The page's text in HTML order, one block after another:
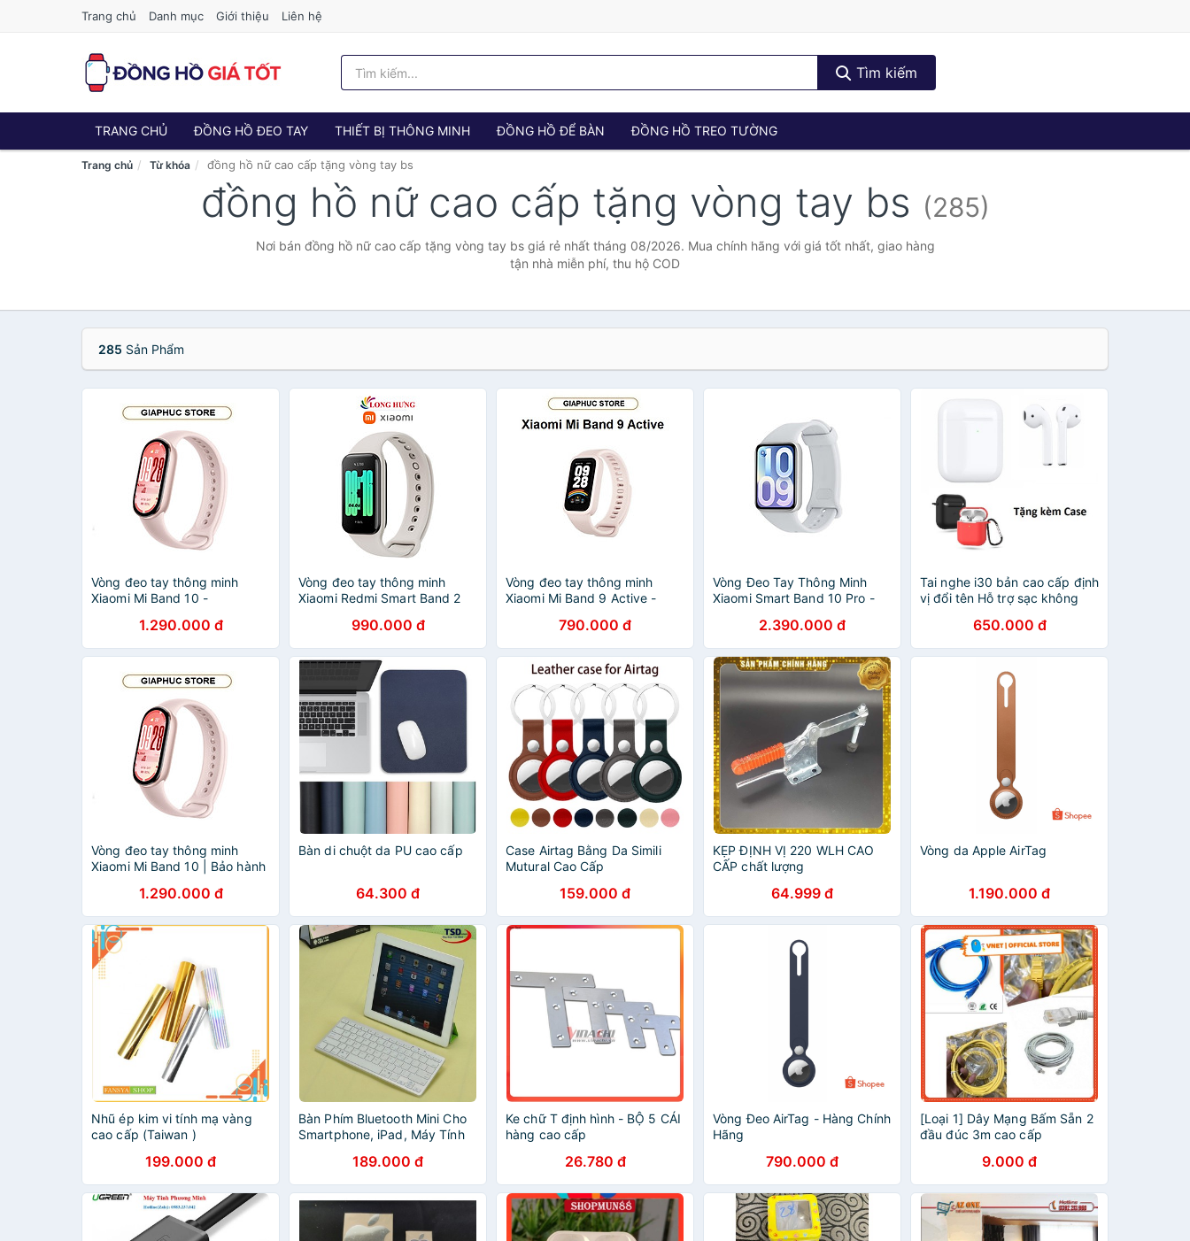
Trang chủ Danh mục Giới thiệu Liên hệ
Tìm kiếm
TRANG CHỦ ĐỒNG HỒ ĐEO TAY THIẾT BỊ THÔNG MINH ĐỒNG HỒ ĐỂ BÀN ĐỒNG HỒ TREO TƯỜNG
Trang chủ Từ khóa đồng hồ nữ cao cấp tặng vòng tay bs
đồng hồ nữ cao cấp tặng vòng tay bs (285)
Nơi bán đồng hồ nữ cao cấp tặng vòng tay bs giá rẻ nhất tháng 08/2026. Mua chính hãng với giá tốt nhất, giao hàng
tận nhà miễn phí, thu hộ COD
285 Sản Phẩm
Vòng đeo tay thông minh
Xiaomi Mi Band 10 -
1.290.000 đ
Vòng đeo tay thông minh
Xiaomi Redmi Smart Band 2
990.000 đ
Vòng đeo tay thông minh
Xiaomi Mi Band 9 Active -
790.000 đ
Vòng Đeo Tay Thông Minh
Xiaomi Smart Band 10 Pro -
2.390.000 đ
Tai nghe i30 bản cao cấp định
vị đổi tên Hỗ trợ sạc không
650.000 đ
Vòng đeo tay thông minh
Xiaomi Mi Band 10 | Bảo hành
GiaPhucStore | Hàng Chính
Hãng
1.290.000 đ
Bàn di chuột da PU cao cấp
64.300 đ
Case Airtag Bằng Da Simili
Mutural Cao Cấp
159.000 đ
KẸP ĐỊNH VỊ 220 WLH CAO
CẤP chất lượng
64.999 đ
Vòng da Apple AirTag
1.190.000 đ
Nhũ ép kim vi tính mạ vàng
cao cấp (Taiwan )
199.000 đ
Bàn Phím Bluetooth Mini Cho
Smartphone, iPad, Máy Tính
189.000 đ
Ke chữ T định hình - BỘ 5 CÁI
hàng cao cấp
26.780 đ
Vòng Đeo AirTag - Hàng Chính
Hãng
790.000 đ
[Loại 1] Dây Mạng Bấm Sẵn 2
đầu đúc 3m cao cấp
9.000 đ